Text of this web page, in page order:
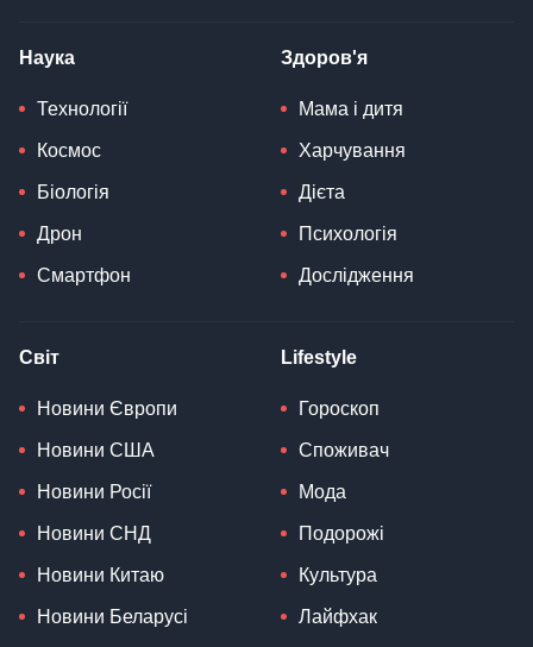
Наука
Технології
Космос
Біологія
Дрон
Смартфон
Здоров'я
Мама і дитя
Харчування
Дієта
Психологія
Дослідження
Світ
Новини Європи
Новини США
Новини Росії
Новини СНД
Новини Китаю
Новини Беларусі
Lifestyle
Гороскоп
Споживач
Мода
Подорожі
Культура
Лайфхак